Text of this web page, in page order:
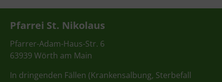
Pfarrei St. Nikolaus
Pfarrer-Adam-Haus-Str. 6
63939 Wörth am Main
In dringenden Fällen (Krankensalbung, Sterbefall